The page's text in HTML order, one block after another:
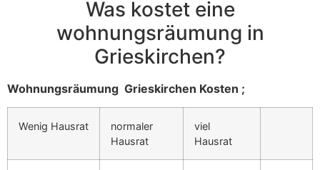
Was kostet eine
wohnungsräumung in
Grieskirchen?
Wohnungsräumung Grieskirchen Kosten ;
Wenig Hausrat
normaler
Hausrat
viel
Hausrat